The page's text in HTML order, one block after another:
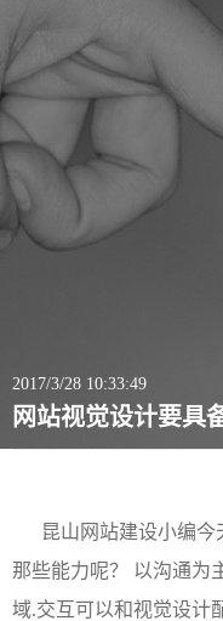
2017/3/28 10:33:49
网站视觉设计要具
昆山网站建设小编今
那些能力呢？ 以沟通为
域.交互可以和视觉设计